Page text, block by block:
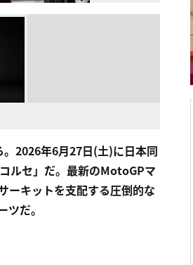
2026年6月27日(土)に日本同
ルセ」だ。最新のMotoGPマ
ーキットを支配する圧倒的な
だ。